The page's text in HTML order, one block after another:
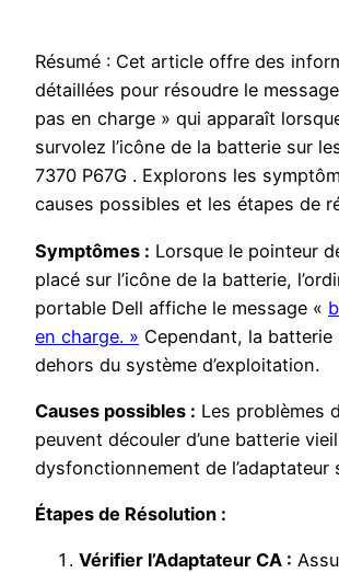
Résumé : Cet article offre des
détaillées pour résoudre le
pas en charge » qui apparaît
survolez l’icône de la batterie sur
7370 P67G . Explorons les
causes possibles et les étapes de
Symptômes : Lorsque le pointeur
placé sur l’icône de la batterie,
portable Dell affiche le message «
en charge. » Cependant, la batterie
dehors du système d’exploitation.
Causes possibles : Les problèmes
peuvent découler d’une batterie
dysfonctionnement de l’adaptateur
Étapes de Résolution :
Vérifier l’Adaptateur CA :